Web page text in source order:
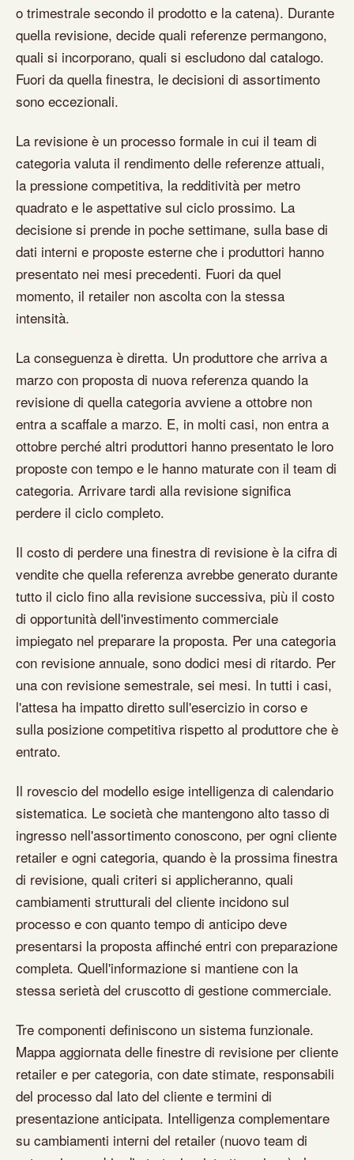
o trimestrale secondo il prodotto e la catena). Durante
quella revisione, decide quali referenze permangono,
quali si incorporano, quali si escludono dal catalogo.
Fuori da quella finestra, le decisioni di assortimento
sono eccezionali.
La revisione è un processo formale in cui il team di
categoria valuta il rendimento delle referenze attuali,
la pressione competitiva, la redditività per metro
quadrato e le aspettative sul ciclo prossimo. La
decisione si prende in poche settimane, sulla base di
dati interni e proposte esterne che i produttori hanno
presentato nei mesi precedenti. Fuori da quel
momento, il retailer non ascolta con la stessa
intensità.
La conseguenza è diretta. Un produttore che arriva a
marzo con proposta di nuova referenza quando la
revisione di quella categoria avviene a ottobre non
entra a scaffale a marzo. E, in molti casi, non entra a
ottobre perché altri produttori hanno presentato le loro
proposte con tempo e le hanno maturate con il team di
categoria. Arrivare tardi alla revisione significa
perdere il ciclo completo.
Il costo di perdere una finestra di revisione è la cifra di
vendite che quella referenza avrebbe generato durante
tutto il ciclo fino alla revisione successiva, più il costo
di opportunità dell'investimento commerciale
impiegato nel preparare la proposta. Per una categoria
con revisione annuale, sono dodici mesi di ritardo. Per
una con revisione semestrale, sei mesi. In tutti i casi,
l'attesa ha impatto diretto sull'esercizio in corso e
sulla posizione competitiva rispetto al produttore che è
entrato.
Il rovescio del modello esige intelligenza di calendario
sistematica. Le società che mantengono alto tasso di
ingresso nell'assortimento conoscono, per ogni cliente
retailer e ogni categoria, quando è la prossima finestra
di revisione, quali criteri si applicheranno, quali
cambiamenti strutturali del cliente incidono sul
processo e con quanto tempo di anticipo deve
presentarsi la proposta affinché entri con preparazione
completa. Quell'informazione si mantiene con la
stessa serietà del cruscotto di gestione commerciale.
Tre componenti definiscono un sistema funzionale.
Mappa aggiornata delle finestre di revisione per cliente
retailer e per categoria, con date stimate, responsabili
del processo dal lato del cliente e termini di
presentazione anticipata. Intelligenza complementare
su cambiamenti interni del retailer (nuovo team di